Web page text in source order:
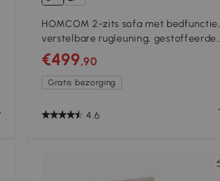
HOMCOM 2-zits sofa met bedfunctie,
verstelbare rugleuning, gestoffeerde
bank, fluweel-look, voor woonkamer,
slaapkamer, lichtgrijs
€499,90
Gratis bezorging
4.6